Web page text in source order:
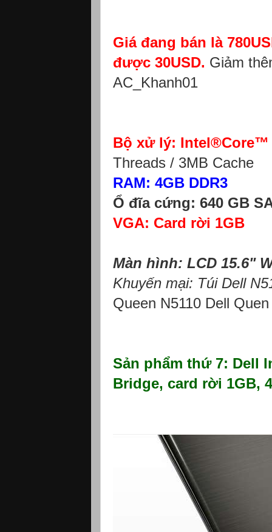
Giá đang bán là
được 30USD. Giảm
AC_Khanh01
Bộ xử lý: Intel®Core™
Threads / 3MB Cache
RAM: 4GB DDR3
Ổ đĩa cứng: 640 GB
VGA: Card rời 1GB
Màn hình: LCD 15.6"
Khuyến mại: Túi Dell
Queen N5110 Dell
Sản phẩm thứ 7: Dell
Bridge, card rời 1GB,